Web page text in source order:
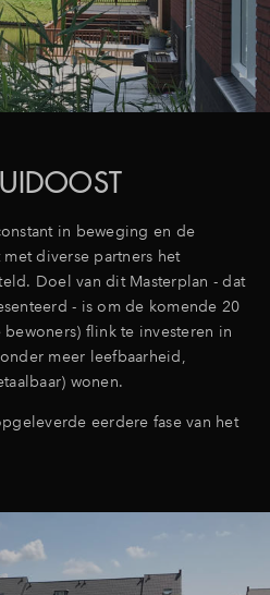
in beweging en de
diverse partners het
Doel van dit Masterplan - dat
- is om de komende 20
bewoners) flink te investeren in
meer leefbaarheid,
wonen.
eerdere fase van het